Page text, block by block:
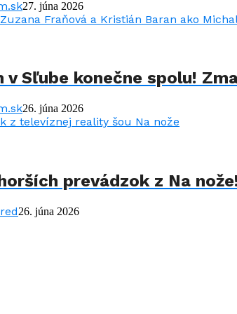
27. júna 2026
v Sľube konečne spolu!
26. júna 2026
prevádzok z Na
26. júna 2026